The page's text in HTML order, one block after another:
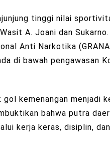
tinggi nilai
A. Joani dan
Anti Narkotika
di bawah pengawasan
kemenangan menjadi
bahwa putra
kerja keras, disiplin,